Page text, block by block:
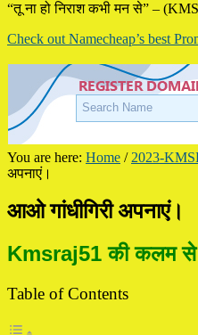
“तू ना हो निराश कभी मन से” –
Check out Namecheap’s best
You are here: Home / 2023-
अपनाएं।
आओ गांधीगिरी अपनाएं।
Kmsraj51 की कलम
Table of Contents